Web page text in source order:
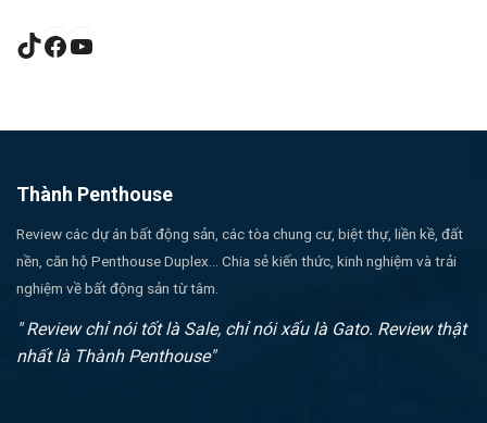
TikTok
Facebook
Thành Penthouse
Review các dự án bất động sản, các tòa chung cư, biệt thự, liền kề, đất
nền, căn hộ Penthouse Duplex... Chia sẻ kiến thức, kinh nghiệm và trải
nghiệm về bất động sản từ tâm.
" Review chỉ nói tốt là Sale, chỉ nói xấu là Gato. Review thật
nhất là Thành Penthouse"